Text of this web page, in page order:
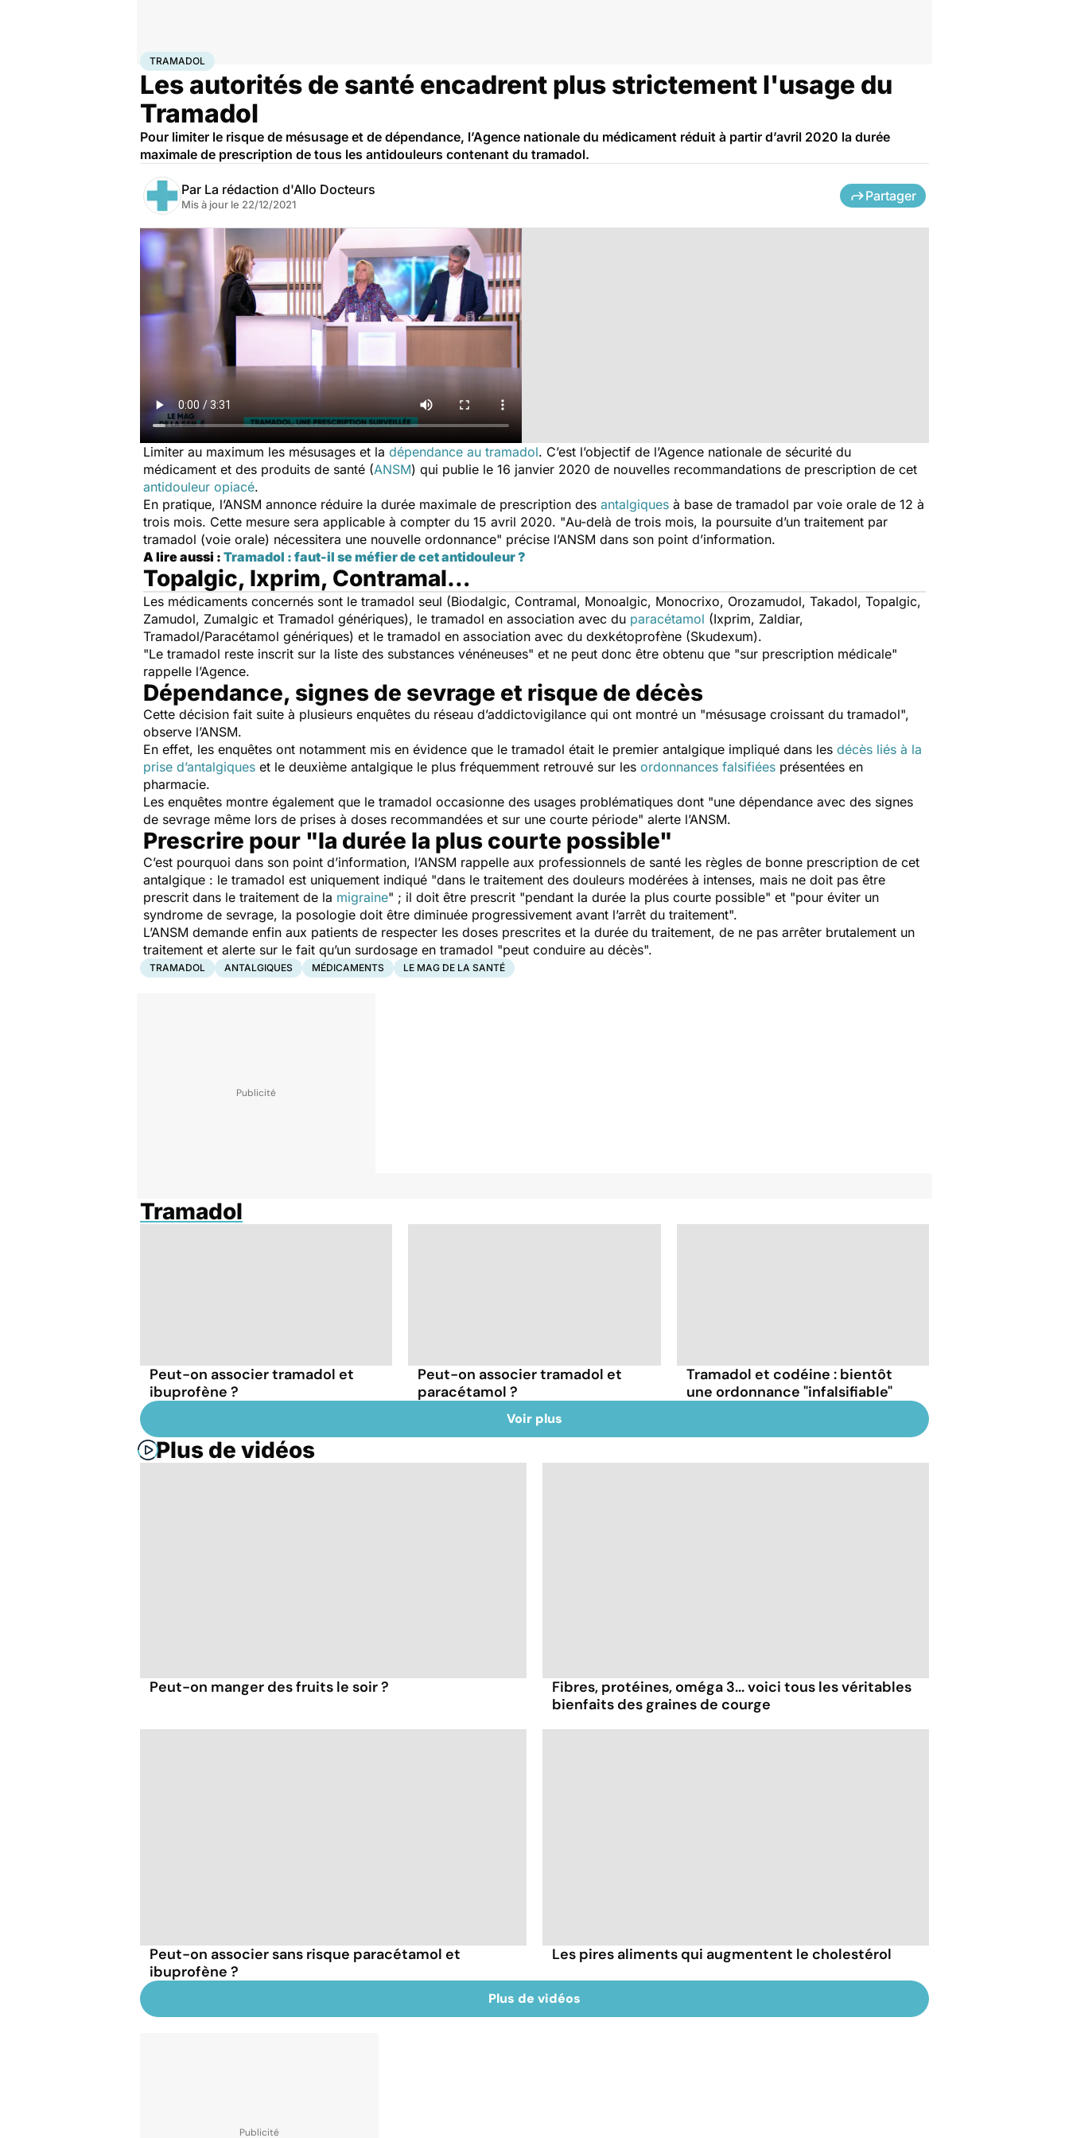
AccueilSantéMédicaments
TRAMADOL
Les autorités de santé encadrent plus strictement l'usage du
Tramadol
Pour limiter le risque de mésusage et de dépendance, l’Agence nationale du médicament réduit à partir d’avril 2020 la durée
maximale de prescription de tous les antidouleurs contenant du tramadol.
Par La rédaction d'Allo Docteurs
Mis à jour le 22/12/2021
Partager
Limiter au maximum les mésusages et la dépendance au tramadol. C’est l’objectif de l’Agence nationale de sécurité du
médicament et des produits de santé (ANSM) qui publie le 16 janvier 2020 de nouvelles recommandations de prescription de cet
antidouleur opiacé.
En pratique, l’ANSM annonce réduire la durée maximale de prescription des antalgiques à base de tramadol par voie orale de 12 à
trois mois. Cette mesure sera applicable à compter du 15 avril 2020. "Au-delà de trois mois, la poursuite d’un traitement par
tramadol (voie orale) nécessitera une nouvelle ordonnance" précise l’ANSM dans son point d’information.
A lire aussi : Tramadol : faut-il se méfier de cet antidouleur ?
Topalgic, Ixprim, Contramal…
Les médicaments concernés sont le tramadol seul (Biodalgic, Contramal, Monoalgic, Monocrixo, Orozamudol, Takadol, Topalgic,
Zamudol, Zumalgic et Tramadol génériques), le tramadol en association avec du paracétamol (Ixprim, Zaldiar,
Tramadol/Paracétamol génériques) et le tramadol en association avec du dexkétoprofène (Skudexum).
"Le tramadol reste inscrit sur la liste des substances vénéneuses" et ne peut donc être obtenu que "sur prescription médicale"
rappelle l’Agence.
Dépendance, signes de sevrage et risque de décès
Cette décision fait suite à plusieurs enquêtes du réseau d’addictovigilance qui ont montré un "mésusage croissant du tramadol",
observe l’ANSM.
En effet, les enquêtes ont notamment mis en évidence que le tramadol était le premier antalgique impliqué dans les décès liés à la
prise d’antalgiques et le deuxième antalgique le plus fréquemment retrouvé sur les ordonnances falsifiées présentées en
pharmacie.
Les enquêtes montre également que le tramadol occasionne des usages problématiques dont "une dépendance avec des signes
de sevrage même lors de prises à doses recommandées et sur une courte période" alerte l’ANSM.
Prescrire pour "la durée la plus courte possible"
C’est pourquoi dans son point d’information, l’ANSM rappelle aux professionnels de santé les règles de bonne prescription de cet
antalgique : le tramadol est uniquement indiqué "dans le traitement des douleurs modérées à intenses, mais ne doit pas être
prescrit dans le traitement de la migraine" ; il doit être prescrit "pendant la durée la plus courte possible" et "pour éviter un
syndrome de sevrage, la posologie doit être diminuée progressivement avant l’arrêt du traitement".
L’ANSM demande enfin aux patients de respecter les doses prescrites et la durée du traitement, de ne pas arrêter brutalement un
traitement et alerte sur le fait qu’un surdosage en tramadol "peut conduire au décès".
TRAMADOL ANTALGIQUES MÉDICAMENTS LE MAG DE LA SANTÉ
Tramadol
Peut-on associer tramadol et
ibuprofène ?
Peut-on associer tramadol et
paracétamol ?
Tramadol et codéine : bientôt
une ordonnance "infalsifiable"
Voir plus
Plus de vidéos
Peut-on manger des fruits le soir ?
Fibres, protéines, oméga 3... voici tous les véritables
bienfaits des graines de courge
Peut-on associer sans risque paracétamol et
ibuprofène ?
Les pires aliments qui augmentent le cholestérol
Plus de vidéos